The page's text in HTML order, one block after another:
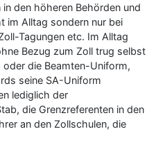
den höheren Behörden und
im Alltag sondern nur bei
Tagungen etc. Im Alltag
Bezug zum Zoll trug selbst
oder die Beamten-Uniform,
seine SA-Uniform
lediglich der
die Grenzreferenten in den
an den Zollschulen, die